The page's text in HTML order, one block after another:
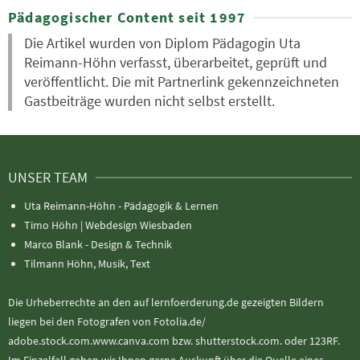
Pädagogischer Content seit 1997
Die Artikel wurden von Diplom Pädagogin Uta
Reimann-Höhn verfasst, überarbeitet, geprüft und
veröffentlicht. Die mit Partnerlink gekennzeichneten
Gastbeiträge wurden nicht selbst erstellt.
UNSER TEAM
Uta Reimann-Höhn - Pädagogik & Lernen
Timo Höhn | Webdesign Wiesbaden
Marco Blank - Design & Technik
Tilmann Höhn, Musik, Text
Die Urheberrechte an den auf lernfoerderung.de gezeigten Bildern
liegen bei den Fotografen von Fotolia.de/
adobe.stock.com.www.canva.com bzw. shutterstock.com. oder 123RF.